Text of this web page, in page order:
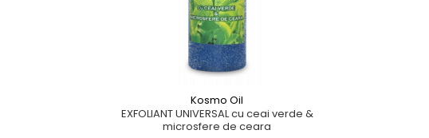
Kosmo Oil
EXFOLIANT UNIVERSAL cu ceai verde &
microsfere de ceara